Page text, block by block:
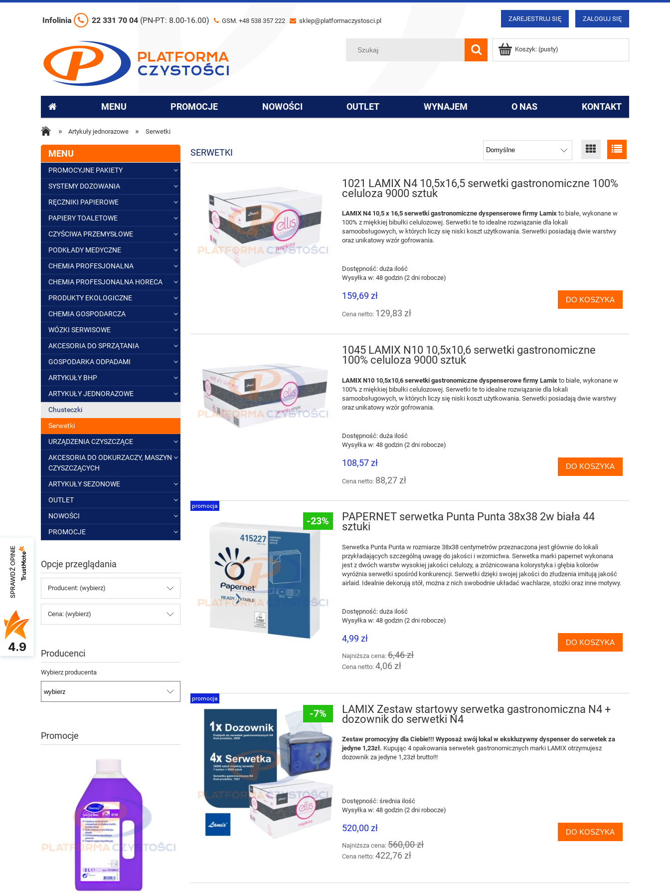
Infolinia 22 331 70 04 (PN-PT: 8.00-16.00) GSM. +48 538 357 222 sklep@platformaczystosci.pl ZAREJESTRUJ SIĘ ZALOGUJ SIĘ
Koszyk: (pusty)
MENU PROMOCJE NOWOŚCI OUTLET WYNAJEM O NAS KONTAKT
» Artykuły jednorazowe » Serwetki
MENU
PROMOCYJNE PAKIETY
SYSTEMY DOZOWANIA
RĘCZNIKI PAPIEROWE
PAPIERY TOALETOWE
CZYŚCIWA PRZEMYSŁOWE
PODKŁADY MEDYCZNE
CHEMIA PROFESJONALNA
CHEMIA PROFESJONALNA HORECA
PRODUKTY EKOLOGICZNE
CHEMIA GOSPODARCZA
WÓZKI SERWISOWE
AKCESORIA DO SPRZĄTANIA
GOSPODARKA ODPADAMI
ARTYKUŁY BHP
ARTYKUŁY JEDNORAZOWE
Chusteczki
Serwetki
URZĄDZENIA CZYSZCZĄCE
AKCESORIA DO ODKURZACZY, MASZYN
CZYSZCZĄCYCH
ARTYKUŁY SEZONOWE
OUTLET
NOWOŚCI
PROMOCJE
Opcje przeglądania
Producent: (wybierz)
Cena: (wybierz)
Producenci
Wybierz producenta
Promocje
-8%
SERWETKI
1021 LAMIX N4 10,5x16,5 serwetki gastronomiczne 100%
celuloza 9000 sztuk
LAMIX N4 10,5 x 16,5 serwetki gastronomiczne dyspenserowe firmy Lamixto białe, wykonane w
100% z miękkiej bibułki celulozowej. Serwetki te to idealne rozwiązanie dla lokali
samoobsługowych, w których liczy się niski koszt użytkowania. Serwetki posiadają dwie warstwy
oraz unikatowy wzór gofrowania.
Dostępność: duża ilość
Wysyłka w: 48 godzin (2 dni robocze)
159,69 zł
Cena netto: 129,83 zł
DO KOSZYKA
1045 LAMIX N10 10,5x10,6 serwetki gastronomiczne
100% celuloza 9000 sztuk
LAMIX N10 10,5x10,6 serwetki gastronomiczne dyspenserowe firmy Lamixto białe, wykonane w
100% z miękkiej bibułki celulozowej. Serwetki te to idealne rozwiązanie dla lokali
samoobsługowych, w których liczy się niski koszt użytkowania. Serwetki posiadają dwie warstwy
oraz unikatowy wzór gofrowania.
Dostępność: duża ilość
Wysyłka w: 48 godzin (2 dni robocze)
108,57 zł
Cena netto: 88,27 zł
DO KOSZYKA
-23%
PAPERNET serwetka Punta Punta 38x38 2w biała 44
sztuki
Serwetka Punta Punta w rozmiarze 38x38 centymetrów przeznaczona jest głównie do lokali
przykładających szczególną uwagę do jakości i wzornictwa. Serwetka marki papernet wykonana
jest z dwóch warstw wysokiej jakości celulozy, a zróżnicowana kolorystyka i głębia kolorów
wyróżnia serwetki spośród konkurencji. Serwetki dzięki swojej jakości do złudzenia imitują jakość
airlaid. Idealnie dekorują stół, można z nich swobodnie układać wachlarze, stożki oraz inne motywy.
Dostępność: duża ilość
Wysyłka w: 48 godzin (2 dni robocze)
4,99 zł
Najniższa cena:6,46 zł
Cena netto: 4,06 zł
DO KOSZYKA
promocja
-7%
LAMIX Zestaw startowy serwetka gastronomiczna N4 +
dozownik do serwetki N4
Zestaw promocyjny dla Ciebie!!! Wyposaż swój lokal w ekskluzywny dyspenser do serwetek za
jedyne 1,23zł. Kupując 4 opakowania serwetek gastronomicznych marki LAMIX otrzymujesz
dozownik za jedyne 1,23zł brutto!!!
Dostępność: średnia ilość
Wysyłka w: 48 godzin (2 dni robocze)
520,00 zł
Najniższa cena:560,00 zł
Cena netto: 422,76 zł
DO KOSZYKA
promocja
SPRAWDŹ OPINIE
4.9